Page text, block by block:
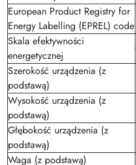
European Product Registry for
Energy Labelling (EPREL) code
Skala efektywności
energetycznej
Szerokość urządzenia (z
podstawą)
Wysokość urządzenia (z
podstawą)
Głębokość urządzenia (z
podstawą)
Waga (z podstawą)